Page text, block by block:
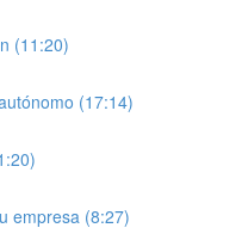
(11:20)
(17:14)
empresa (8:27)